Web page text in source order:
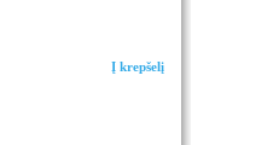
Į krepšelį